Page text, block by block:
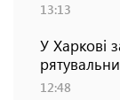
13:13
У Харкові
12:48